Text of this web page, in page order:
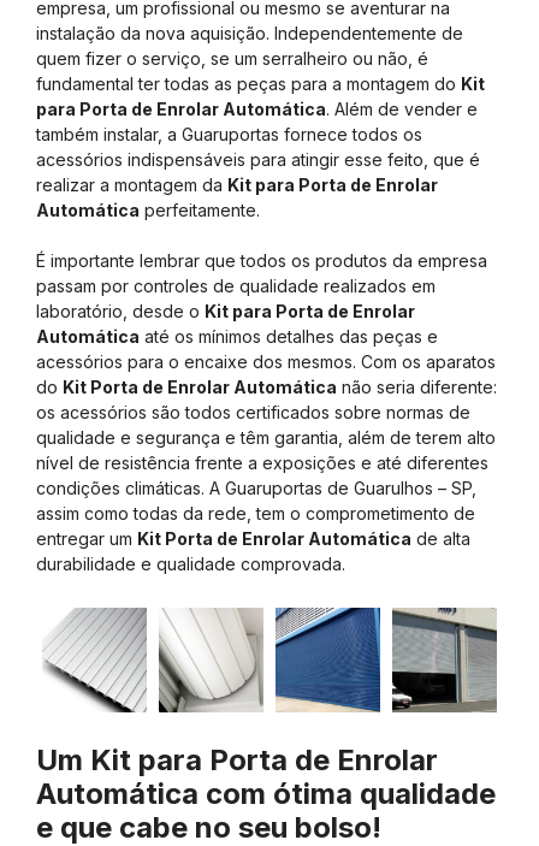
empresa, um profissional ou mesmo se aventurar na
instalação da nova aquisição. Independentemente de
quem fizer o serviço, se um serralheiro ou não, é
fundamental ter todas as peças para a montagem do Kit
para Porta de Enrolar Automática. Além de vender e
também instalar, a Guaruportas fornece todos os
acessórios indispensáveis para atingir esse feito, que é
realizar a montagem da Kit para Porta de Enrolar
Automática perfeitamente.
É importante lembrar que todos os produtos da empresa
passam por controles de qualidade realizados em
laboratório, desde o Kit para Porta de Enrolar
Automática até os mínimos detalhes das peças e
acessórios para o encaixe dos mesmos. Com os aparatos
do Kit Porta de Enrolar Automática não seria diferente:
os acessórios são todos certificados sobre normas de
qualidade e segurança e têm garantia, além de terem alto
nível de resistência frente a exposições e até diferentes
condições climáticas. A Guaruportas de Guarulhos – SP,
assim como todas da rede, tem o comprometimento de
entregar um Kit Porta de Enrolar Automática de alta
durabilidade e qualidade comprovada.
Um Kit para Porta de Enrolar
Automática com ótima qualidade
e que cabe no seu bolso!